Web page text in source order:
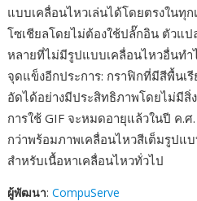
แบบเคลื่อนไหวเล่นได้โดยตรงในทุ
โซเชียลโดยไม่ต้องใช้ปลั๊กอิน ตัวแ
หลายที่ไม่มีรูปแบบเคลื่อนไหวอื่นท
จุดแข็งอีกประการ: กราฟิกที่มีสีพื้นเ
อัดได้อย่างมีประสิทธิภาพโดยไม่มีสิ่
การใช้ GIF จะหมดอายุแล้วในปี ค.
กว่าพร้อมภาพเคลื่อนไหวสีเต็มรูปแ
สำหรับเนื้อหาเคลื่อนไหวทั่วไป
ผู้พัฒนา: CompuServe